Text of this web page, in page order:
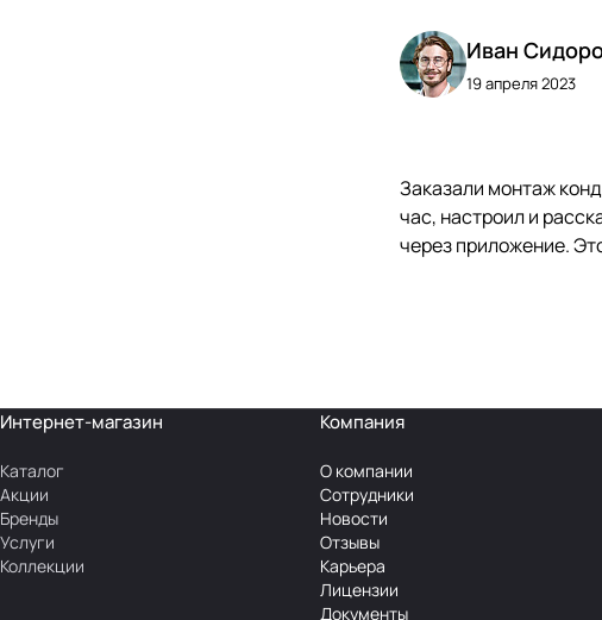
Иван
19 апреля 2023
Заказали монтаж
час, настроил и
через приложение.
Интернет-магазин
Каталог
Акции
Бренды
Услуги
Коллекции
Компания
О компании
Сотрудники
Новости
Отзывы
Карьера
Лицензии
Документы